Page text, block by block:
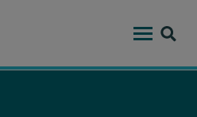
Top